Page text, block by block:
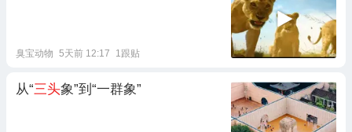
臭宝动物 5天前 12:17 1跟贴
从“三头象”到“一群象”